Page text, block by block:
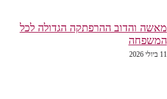
מאשה והדוב ההרפתקה הגדולה לכל
המשפחה
11 ביולי 2026